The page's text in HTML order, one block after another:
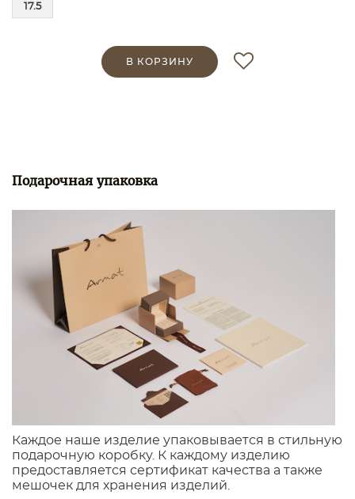
17.5
В КОРЗИНУ
Подарочная упаковка
Каждое наше изделие упаковывается в стильную
подарочную коробку. К каждому изделию
предоставляется сертификат качества а также
мешочек для хранения изделий.